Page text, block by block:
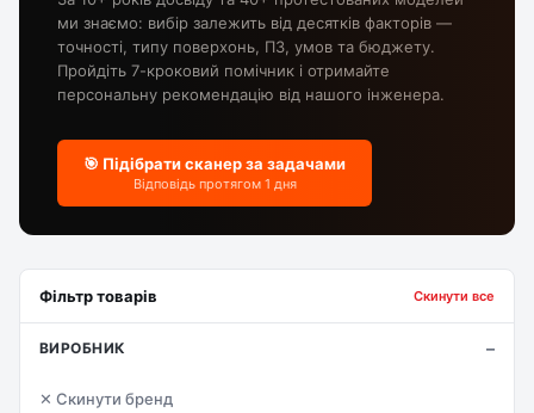
ми знаємо: вибір залежить від десятків факторів —
точності, типу поверхонь, ПЗ, умов та бюджету.
Пройдіть 7-кроковий помічник і отримайте
персональну рекомендацію від нашого інженера.
🎯 Підібрати сканер за задачами
Відповідь протягом 1 дня
Фільтр товарів Скинути все
ВИРОБНИК
✕ Скинути бренд